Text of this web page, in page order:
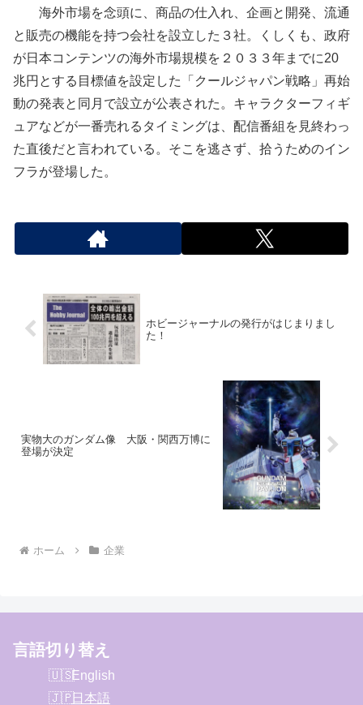
海外市場を念頭に、商品の仕入れ、企画と開発、流通
と販売の機能を持つ会社を設立した３社。くしくも、政府
が日本コンテンツの海外市場規模を２０３３年までに20
兆円とする目標値を設定した「クールジャパン戦略」再始
動の発表と同月で設立が公表された。キャラクターフィギ
ュアなどが一番売れるタイミングは、配信番組を見終わっ
た直後だと言われている。そこを逃さず、拾うためのイン
フラが登場した。
ホビージャーナルの発行がはじまりまし
た！
実物大のガンダム像 大阪・関西万博に
登場が決定
ホーム 企業
言語切り替え
English
日本語